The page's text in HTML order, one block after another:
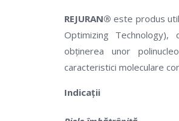
REJURAN® este produs
Optimizing
obținerea unor
caracteristici moleculare
Indicații